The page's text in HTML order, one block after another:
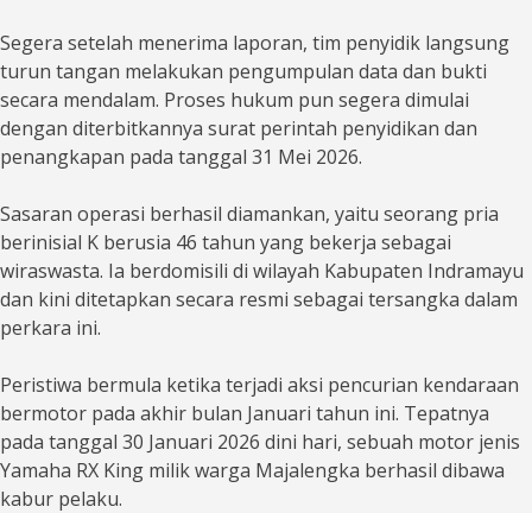
Segera setelah menerima laporan, tim penyidik langsung
turun tangan melakukan pengumpulan data dan bukti
secara mendalam. Proses hukum pun segera dimulai
dengan diterbitkannya surat perintah penyidikan dan
penangkapan pada tanggal 31 Mei 2026.
Sasaran operasi berhasil diamankan, yaitu seorang pria
berinisial K berusia 46 tahun yang bekerja sebagai
wiraswasta. Ia berdomisili di wilayah Kabupaten Indramayu
dan kini ditetapkan secara resmi sebagai tersangka dalam
perkara ini.
Peristiwa bermula ketika terjadi aksi pencurian kendaraan
bermotor pada akhir bulan Januari tahun ini. Tepatnya
pada tanggal 30 Januari 2026 dini hari, sebuah motor jenis
Yamaha RX King milik warga Majalengka berhasil dibawa
kabur pelaku.